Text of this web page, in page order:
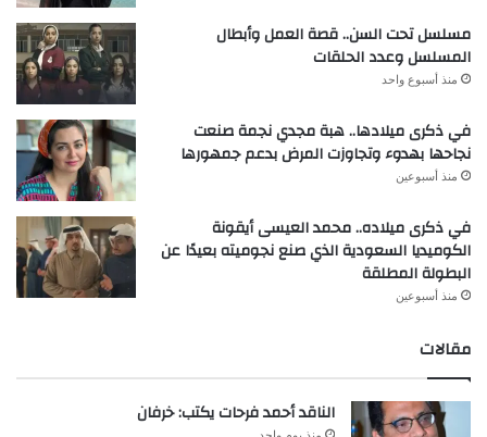
مسلسل تحت السن.. قصة العمل وأبطال
المسلسل وعدد الحلقات
منذ أسبوع واحد
في ذكرى ميلادها.. هبة مجدي نجمة صنعت
نجاحها بهدوء وتجاوزت المرض بدعم جمهورها
منذ أسبوعين
في ذكرى ميلاده.. محمد العيسى أيقونة
الكوميديا السعودية الذي صنع نجوميته بعيدًا عن
البطولة المطلقة
منذ أسبوعين
مقالات
الناقد أحمد فرحات يكتب: خرفان